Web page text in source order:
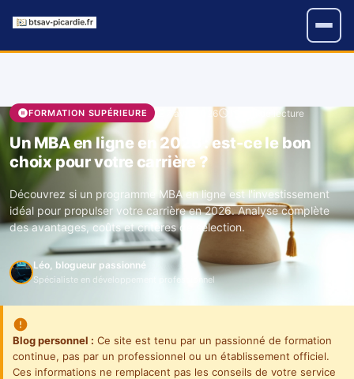
FORMATION SUPÉRIEURE 7 avril 2026 15 min de lecture
Un MBA en ligne en 2026 : est-ce le bon
choix pour votre carrière ?
Découvrez si un programme MBA en ligne est l'investissement
idéal pour propulser votre carrière en 2026. Analyse complète
des avantages, coûts et critères de sélection.
Léo, blogueur passionné
Spécialiste en développement professionnel
Blog personnel : Ce site est tenu par un passionné de formation
continue, pas par un professionnel ou un établissement officiel.
Ces informations ne remplacent pas les conseils de votre service